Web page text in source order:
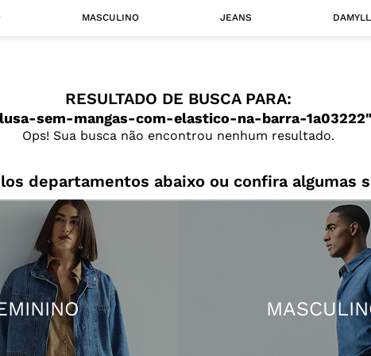
MASCULINO JEANS
Camisas
Jaquetas
RESULTADO DE BUSCA PARA:
sem-mangas-com-elastico-na-barra-1a03222
Ops! Sua busca não encontrou nenhum resultado.
departamentos abaixo ou confira algumas